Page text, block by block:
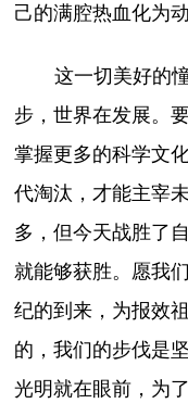
己的满腔热血化为
这一切美好的
步，世界在发展。
掌握更多的科学文
代淘汰，才能主宰
多，但今天战胜了
就能够获胜。愿我
纪的到来，为报效
的，我们的步伐是
光明就在眼前，为